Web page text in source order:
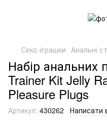
Секс-іграшки Анальні
Набір анальних
Trainer Kit Jelly
Pleasure Plugs
Артикул: 430262 Написати